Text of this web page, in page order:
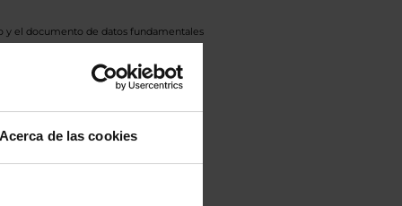
Acerca de las cookies
y el documento de datos fundamentales
de Valor Liquidativo de la sesión
en la divisa Euro.